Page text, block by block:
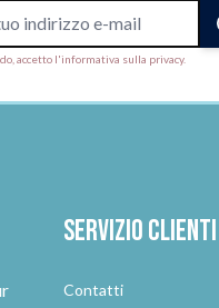
accetto l'informativa sulla privacy.
Servizio clienti
Contatti